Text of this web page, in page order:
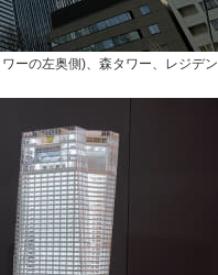
ーの左奥側)、森タワー、レジデン